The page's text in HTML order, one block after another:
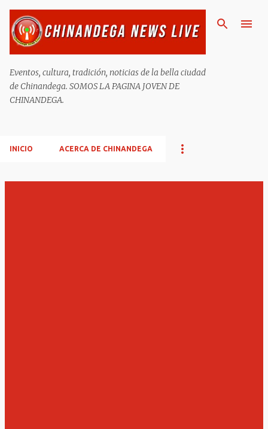
Eventos, cultura, tradición, noticias de la bella ciudad
de Chinandega. SOMOS LA PAGINA JOVEN DE
CHINANDEGA.
INICIO ACERCA DE CHINANDEGA